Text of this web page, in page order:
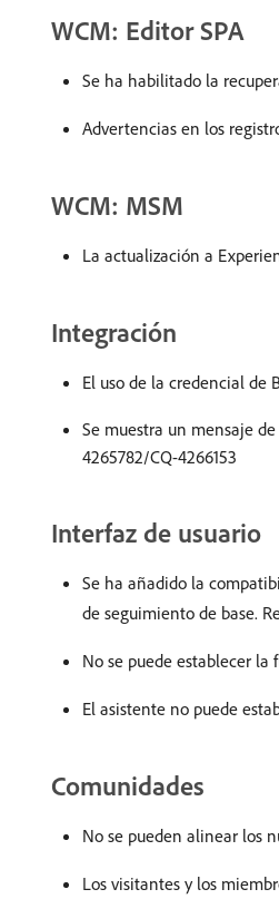
WCM: Editor SPA
Se ha habilitado la
Advertencias en los
WCM: MSM
La actualización a
Integración
El uso de la credencial de
Se muestra un mensaje
4265782/CQ-4266153
Interfaz de usuario
Se ha añadido la
de seguimiento de base.
No se puede establecer la
El asistente no puede
Comunidades
No se pueden alinear los
Los visitantes y los